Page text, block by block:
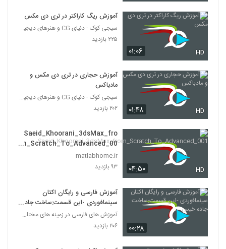
۰۱:۰۶ HD
آموزش ریگ کاراکتر در تری دی مکس
سیجی کوک - دنیای CG و هنرهای دیجیتال
۲۲۵ بازدید
۰۱:۴۸ HD
آموزش حجاری در تری دی مکس و
مادباکس
سیجی کوک - دنیای CG و هنرهای دیجیتال
۲۰۲ بازدید
۰۴:۵۰ HD
Saeid_Khoorani_3dsMax_fro
m_Scratch_To_Advanced_00
1
matlabhome.ir
۹۳ بازدید
۰۰:۲۸
آموزش فارسی و رایگان اکتان
سینمافوردی -این قسمت:ساخت جاده
خیس
آموزش های فارسی در زمینه های مختلف طراحی
۲۰۶ بازدید